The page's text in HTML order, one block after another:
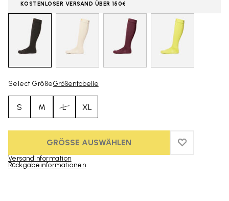
KOSTENLOSER VERSAND ÜBER 150€
Select GrößeGrößentabelle
S M L XL
GRÖSSE AUSWÄHLEN ADD TO
ADD TO
Versandinformation
Rückgabeinformationen